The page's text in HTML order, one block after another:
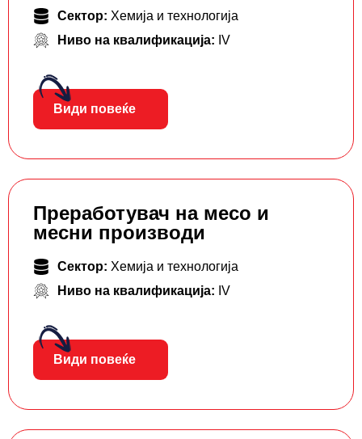
Сектор: Хемија и технологија
Ниво на квалификација: IV
Види повеќе
Преработувач на месо и
месни производи
Сектор: Хемија и технологија
Ниво на квалификација: IV
Види повеќе